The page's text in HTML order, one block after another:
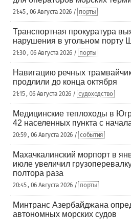
21:45 , 06 Августа 2026 / порты
Транспортная прокуратура
нарушения в угольном порту
21:30 , 06 Августа 2026 / порты
Навигацию речных
продлили до конца октября
21:15 , 06 Августа 2026 / судоходство
Медицинские теплоходы в
42 населенных пункта с
20:59 , 06 Августа 2026 / события
Махачкалинский морпорт в
июле увеличил
полтора раза
20:45 , 06 Августа 2026 / порты
Минтранс Азербайджана
автономных морских судов